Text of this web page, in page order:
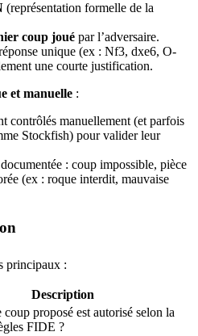
(représentation formelle de la
coup joué par l’adversaire.
unique (ex : Nf3, dxe6, O-
une courte justification.
et manuelle :
contrôlés manuellement (et parfois
Stockfish) pour valider leur
: coup impossible, pièce
(ex : roque interdit, mauvaise
principaux :
Description
coup proposé est autorisé selon la
FIDE ?